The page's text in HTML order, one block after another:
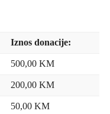
Iznos donacije:
500,00 KM
200,00 KM
50,00 KM